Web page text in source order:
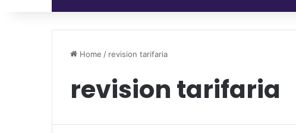
Home / revision tarifaria
revision tarifaria